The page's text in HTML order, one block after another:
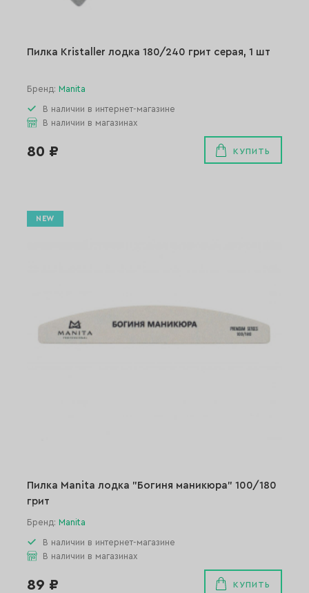
Пилка Kristaller лодка 180/240 грит серая, 1 шт
Бренд: Manita
В наличии в интернет-магазине
В наличии в магазинах
80 ₽ КУПИТЬ
NEW
Пилка Manita лодка "Богиня маникюра" 100/180
грит
Бренд: Manita
В наличии в интернет-магазине
В наличии в магазинах
89 ₽ КУПИТЬ